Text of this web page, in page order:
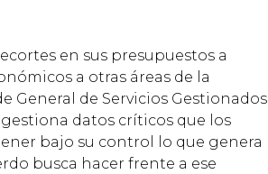
en sus presupuestos a
a otras áreas de la
General de Servicios Gestionados
datos críticos que los
bajo su control lo que genera
busca hacer frente a ese